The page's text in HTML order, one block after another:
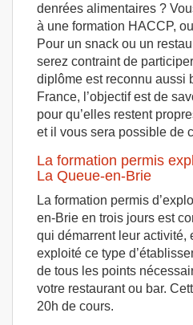
denrées alimentaires ?
à une formation HACCP,
Pour un snack ou un
serez contraint de
diplôme est reconnu aussi
France, l’objectif est de
pour qu’elles restent
et il vous sera possible de
La formation permis
La Queue-en-Brie
La formation permis
en-Brie en trois jours est
qui démarrent leur activité,
exploité ce type
de tous les points
votre restaurant ou bar.
20h de cours.